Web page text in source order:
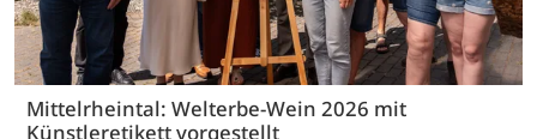
Mittelrheintal: Welterbe-Wein 2026 mit
Künstleretikett vorgestellt